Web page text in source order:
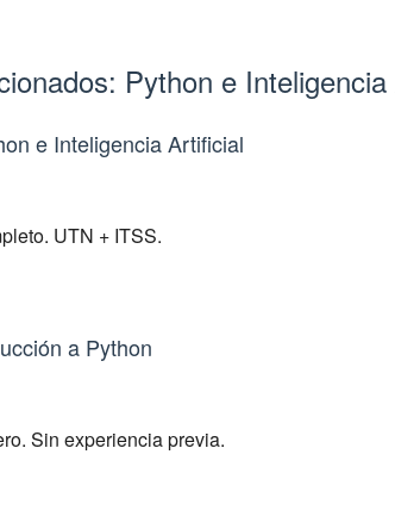
Python e
e Inteligencia Artificial
UTN + ITSS.
a Python
Sin experiencia previa.